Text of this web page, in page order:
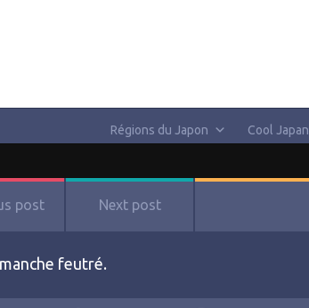
Régions du Japon Cool Japan
post Next post
feutré.